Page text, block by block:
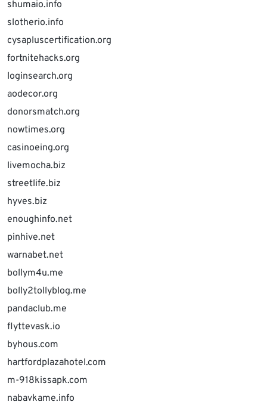
shumaio.info
slotherio.info
cysapluscertification.org
fortnitehacks.org
loginsearch.org
aodecor.org
donorsmatch.org
nowtimes.org
casinoeing.org
livemocha.biz
streetlife.biz
hyves.biz
enoughinfo.net
pinhive.net
warnabet.net
bollym4u.me
bolly2tollyblog.me
pandaclub.me
flyttevask.io
byhous.com
hartfordplazahotel.com
m-918kissapk.com
nabavkame.info